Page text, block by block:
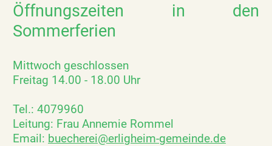
Öffnungszeiten in den
Sommerferien
Mittwoch geschlossen
Freitag 14.00 - 18.00 Uhr
Tel.: 4079960
Leitung: Frau Annemie Rommel
Email: buecherei@erligheim-gemeinde.de